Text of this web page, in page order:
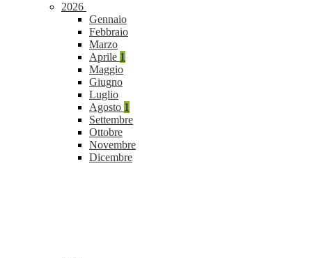
2026
Gennaio
Febbraio
Marzo
Aprile 1
Maggio
Giugno
Luglio
Agosto 1
Settembre
Ottobre
Novembre
Dicembre